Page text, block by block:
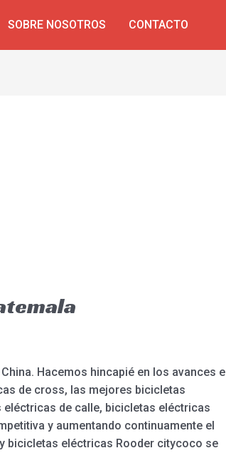
SOBRE NOSOTROS CONTACTO
Hacemos hincapié en los avances e
de cross, las mejores bicicletas
de calle, bicicletas eléctricas
y aumentando continuamente el
bicicletas eléctricas Rooder citycoco se